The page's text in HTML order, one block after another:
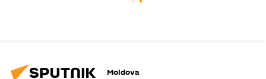
Moldova